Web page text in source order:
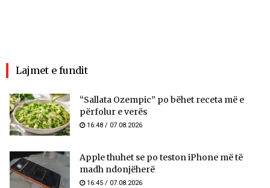
Lajmet e fundit
“Sallata Ozempic” po bëhet receta më e
përfolur e verës
16:48 / 07.08.2026
Apple thuhet se po teston iPhone më të
madh ndonjëherë
16:45 / 07.08.2026